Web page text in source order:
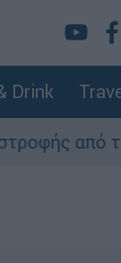
Drink
φωτιές